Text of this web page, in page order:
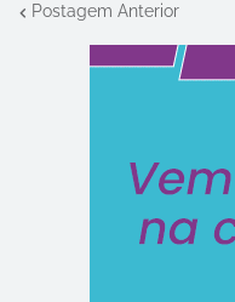
Postagem Anterior